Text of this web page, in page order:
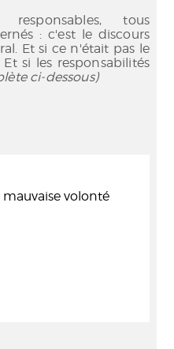
responsables, tous
: c'est le discours
Et si ce n'était pas le
Et si les responsabilités
ci-dessous)
mauvaise volonté